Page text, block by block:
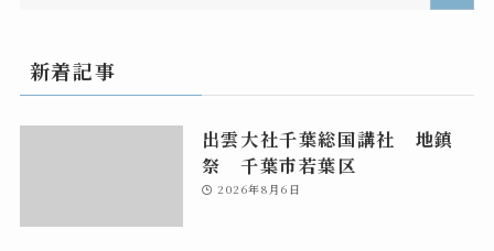
新着記事
出雲大社千葉総国講社 地鎮
祭 千葉市若葉区
2026年8月6日